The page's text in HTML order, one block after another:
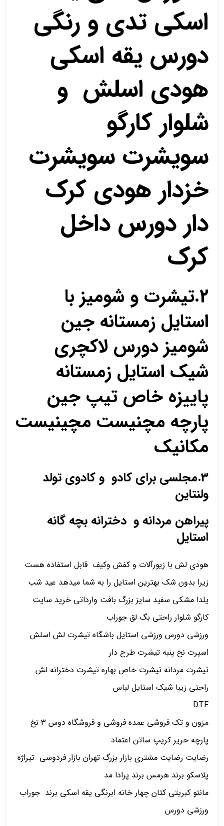
اسکی تدی و رنگی
دورس یقه اسکی
هودی اسلش و
شلوار کارگو
سویشرت سویشرت
خزدار هودی کرک
دار دورس داخل
کرک
2.تیشرت و شومیز با
استایل زمستانه جین
شومیز دورس لاکچری
شیک استایل زمستانه
پاییزه خاص تیپ جین
پارچه مچنیست مچینیست
مکانیک
3.مجلسی برای کادو و کادوی تولد
ولنتاین
پیراهن مردانه و دخترانه بچه گانه
استایل
هودی لش با زیورآلات و کفش وکیف قابل استفاده هست
زیرا بدون شک بهترین استایل را به شما میدهد عید شب
یلدا مشکی سفید سایز بزرگ بافت وارداتی خرید سایت
کارگو شلوار راحتی بگ لق جوراب
ورزشی دورس ورزشی استایل باشگاه تیشرت لش اسلش
اسپرت نخ پنبه تیشرت طرح دار
تیشرت مردانه تیشرت خاص بهاره تیشرت دخترانه لش
راحتی زیبا شیک استایل لباس
DTF
مزون و تک فروشی عمده فروشی و فروشگاه دوس 3 نخ
پارچه حریر کریپ ساتن اعتماد
رضایت رضایت مشتری بازار بزرگ تهران بازار فردوسی تیراژه
پلاسکو برند هرمس برند پرادا مد
مانتو کبریتی کتان چهار خانه ابرنگی یقه اسکی برند جوراب
ورزشی دورس